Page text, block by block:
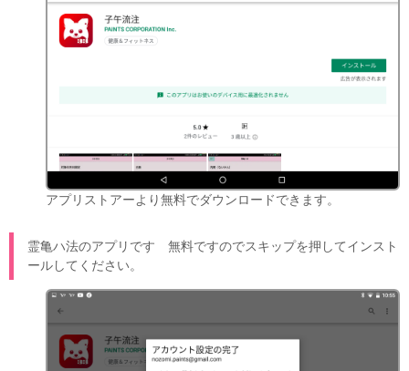
アプリストアーより無料でダウンロードできます。
霊亀ハ法のアプリです 無料ですのでスキップを押してインスト
ールしてください。